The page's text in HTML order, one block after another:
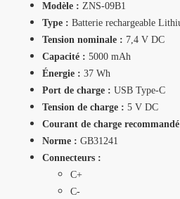
Modèle : ZNS-09B1
Type : Batterie rechargeable
Tension nominale : 7,4 V DC
Capacité : 5000 mAh
Énergie : 37 Wh
Port de charge : USB Type-C
Tension de charge : 5 V DC
Courant de charge
Norme : GB31241
Connecteurs :
C+
C-